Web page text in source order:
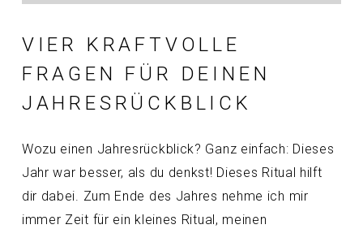
VIER KRAFTVOLLE
FRAGEN FÜR DEINEN
JAHRESRÜCKBLICK
Wozu einen Jahresrückblick? Ganz einfach: Dieses
Jahr war besser, als du denkst! Dieses Ritual hilft
dir dabei. Zum Ende des Jahres nehme ich mir
immer Zeit für ein kleines Ritual, meinen